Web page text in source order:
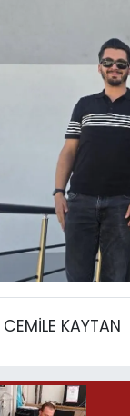
CEMİLE KAYTAN